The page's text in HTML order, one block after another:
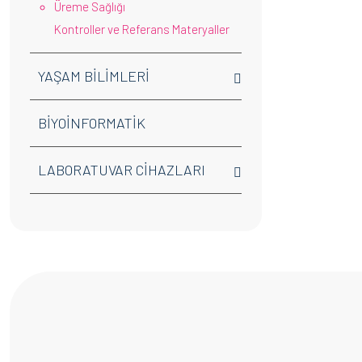
Üreme Sağlığı
Kontroller ve Referans Materyaller
YAŞAM BİLİMLERİ
BİYOİNFORMATİK
LABORATUVAR CİHAZLARI